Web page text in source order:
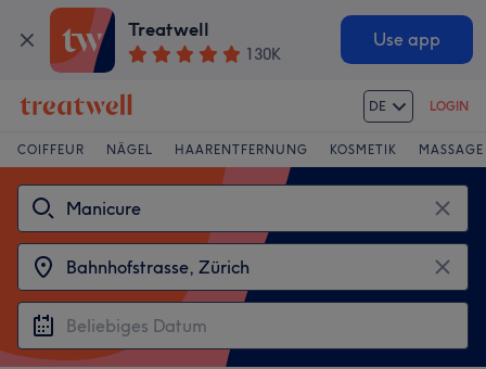
Treatwell
130K
Use app
DE LOGIN
COIFFEUR NÄGEL HAARENTFERNUNG KOSMETIK MASSAGE